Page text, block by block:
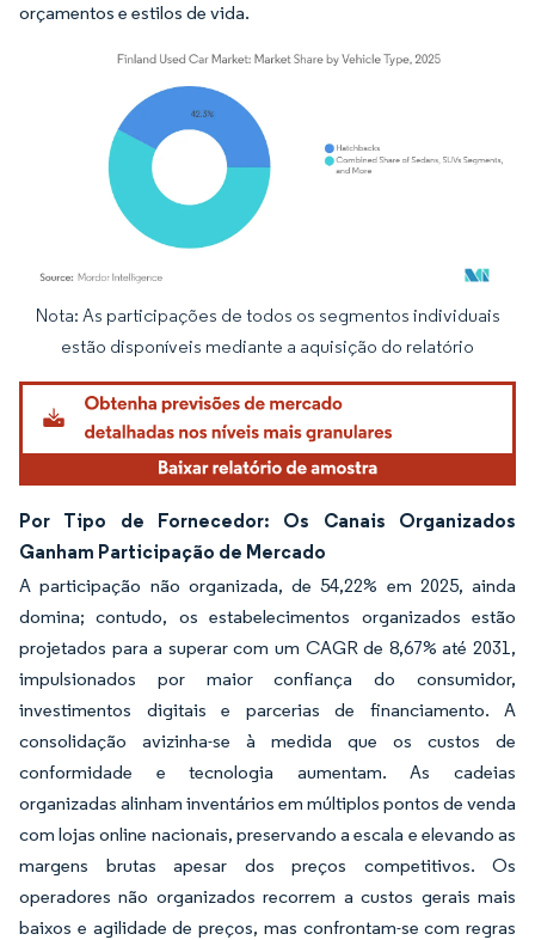
orçamentos e estilos de vida.
Imagem © Mordor Intelligence. O reuso requer atribuição conforme CC BY 4.0.
Nota: As participações de todos os segmentos individuais
estão disponíveis mediante a aquisição do relatório
Por Tipo de Fornecedor: Os Canais Organizados
Ganham Participação de Mercado
A participação não organizada, de 54,22% em 2025, ainda
domina; contudo, os estabelecimentos organizados estão
projetados para a superar com um CAGR de 8,67% até 2031,
impulsionados por maior confiança do consumidor,
investimentos digitais e parcerias de financiamento. A
consolidação avizinha-se à medida que os custos de
conformidade e tecnologia aumentam. As cadeias
organizadas alinham inventários em múltiplos pontos de venda
com lojas online nacionais, preservando a escala e elevando as
margens brutas apesar dos preços competitivos. Os
operadores não organizados recorrem a custos gerais mais
baixos e agilidade de preços, mas confrontam-se com regras